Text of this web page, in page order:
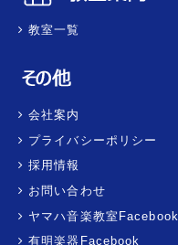
教室一覧
会社案内
プライバシーポリシー
採用情報
お問い合わせ
ヤマハ音楽教室Facebook
有明楽器Facebook